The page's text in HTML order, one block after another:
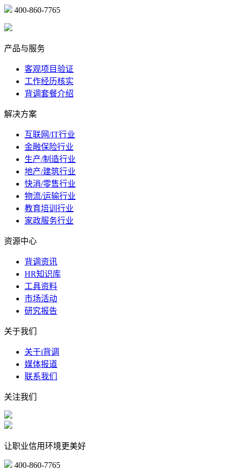
400-860-7765
产品与服务
客观项目验证
工作经历核实
背调套餐介绍
解决方案
互联网/IT行业
金融保险行业
生产/制造行业
地产/建筑行业
快消/零售行业
物流/运输行业
教育培训行业
家政服务行业
资源中心
背调资讯
HR知识库
工具资料
市场活动
研究报告
关于我们
关于i背调
媒体报道
联系我们
关注我们
让职业信用环境更美好
400-860-7765